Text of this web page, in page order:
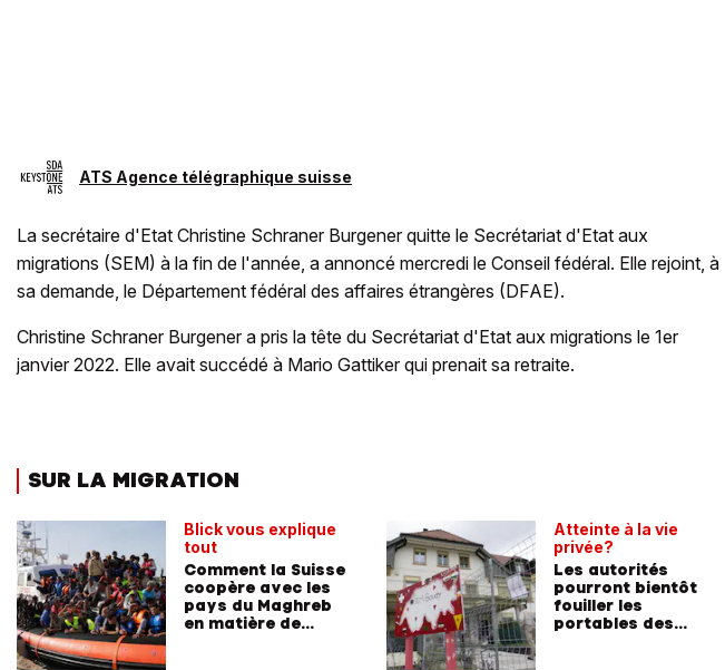
ATS Agence télégraphique suisse
La secrétaire d'Etat Christine Schraner Burgener quitte le Secrétariat d'Etat aux
migrations (SEM) à la fin de l'année, a annoncé mercredi le Conseil fédéral. Elle rejoint, à
sa demande, le Département fédéral des affaires étrangères (DFAE).
Christine Schraner Burgener a pris la tête du Secrétariat d'Etat aux migrations le 1er
janvier 2022. Elle avait succédé à Mario Gattiker qui prenait sa retraite.
SUR LA MIGRATION
Blick vous explique
tout
Comment la Suisse
coopère avec les
pays du Maghreb
en matière de
Atteinte à la vie
privée?
Les autorités
pourront bientôt
fouiller les
portables des